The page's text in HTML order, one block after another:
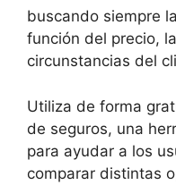
buscando siempre
función del precio,
circunstancias del
Utiliza de forma
de seguros, una
para ayudar a los
comparar distintas